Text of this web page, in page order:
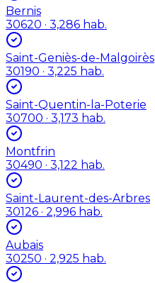
Bernis
30620 · 3,286 hab.
Saint-Geniès-de-Malgoirès
30190 · 3,225 hab.
Saint-Quentin-la-Poterie
30700 · 3,173 hab.
Montfrin
30490 · 3,122 hab.
Saint-Laurent-des-Arbres
30126 · 2,996 hab.
Aubais
30250 · 2,925 hab.